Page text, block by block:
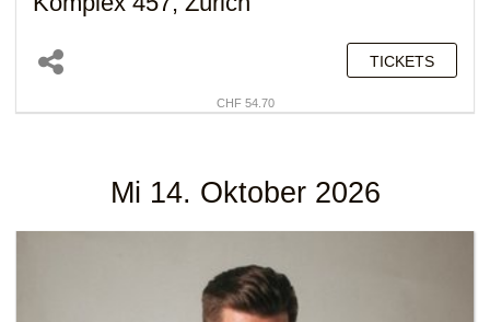
TICKETS
CHF 54.70
Mi 14. Oktober 2026